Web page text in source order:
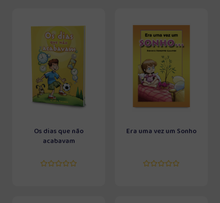
Os dias que não
acabavam
Era uma vez um Sonho